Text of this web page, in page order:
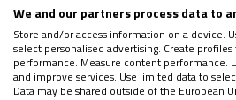
We and our partners process data to
Store and/or access information on a device.
select personalised advertising. Create
performance. Measure content performance.
and improve services. Use limited data to
Data may be shared outside of the European